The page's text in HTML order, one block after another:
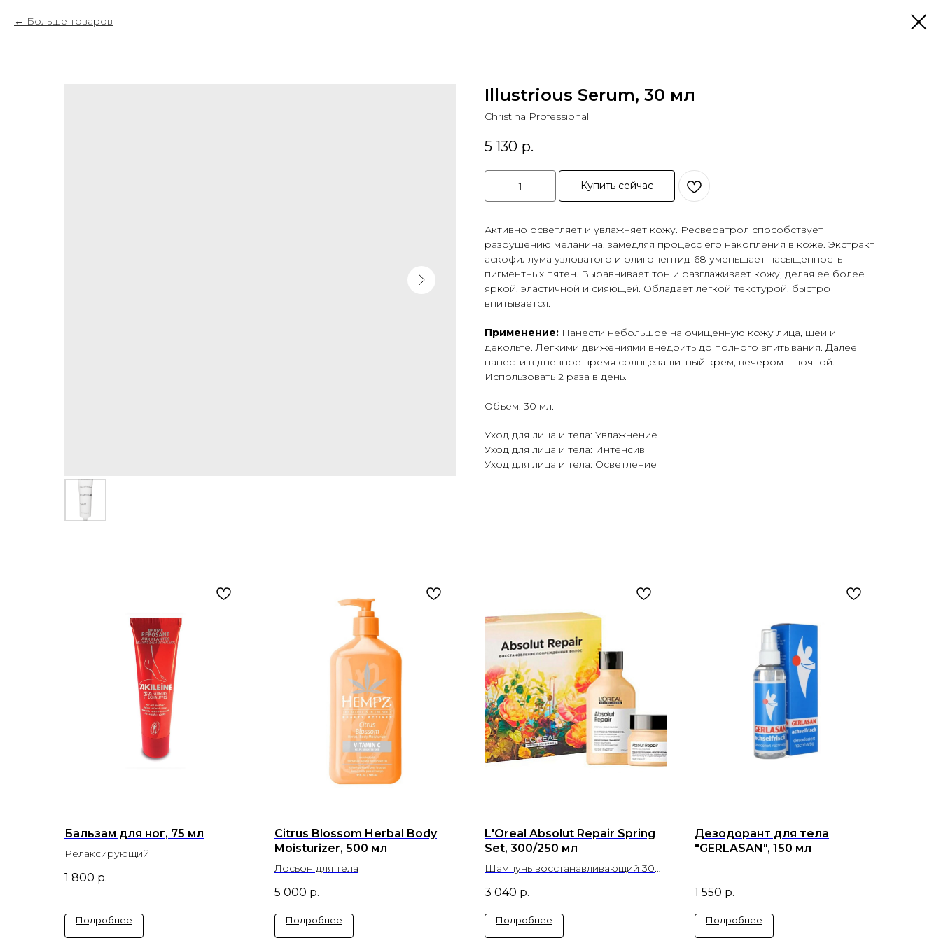
Больше товаров
Illustrious Serum, 30 мл
Christina Professional
5 130 р.
Купить сейчас
Активно осветляет и увлажняет кожу. Ресвератрол способствует
разрушению меланина, замедляя процесс его накопления в коже. Экстракт
аскофиллума узловатого и олигопептид-68 уменьшает насыщенность
пигментных пятен. Выравнивает тон и разглаживает кожу, делая ее более
яркой, эластичной и сияющей. Обладает легкой текстурой, быстро
впитывается.
Применение: Нанести небольшое на очищенную кожу лица, шеи и
декольте. Легкими движениями внедрить до полного впитывания. Далее
нанести в дневное время солнцезащитный крем, вечером – ночной.
Использовать 2 раза в день.
Объем: 30 мл.
Уход для лица и тела: Увлажнение
Уход для лица и тела: Интенсив
Уход для лица и тела: Осветление
Бальзам для ног, 75 мл
Релаксирующий
1 800 р.
Подробнее
Citrus Blossom Herbal Body
Moisturizer, 500 мл
Лосьон для тела
5 000 р.
Подробнее
L'Oreal Absolut Repair Spring
Set, 300/250 мл
Шампунь восстанавливающий 300
восстановления очень
поврежденных волос 250 мл.
3 040 р.
Подробнее
Дезодорант для тела
"GERLASAN", 150 мл
1 550 р.
Подробнее